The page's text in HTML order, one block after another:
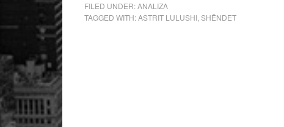
FILED UNDER:ANALIZA
TAGGED WITH:ASTRIT LULUSHI SHËNDET